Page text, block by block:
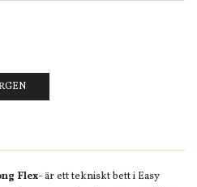
Flex-är ett tekniskt bett i Easy